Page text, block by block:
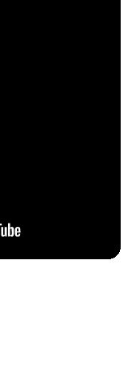
LinkedIn